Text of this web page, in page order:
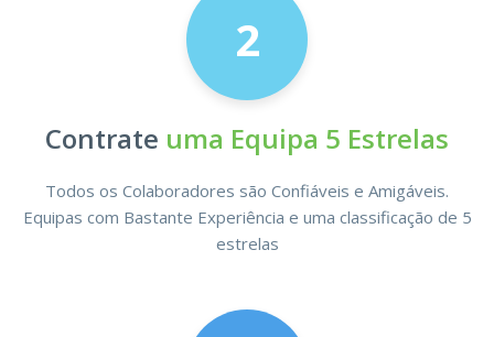
2
Contrate uma Equipa 5 Estrelas
Todos os Colaboradores são Confiáveis e Amigáveis.
Equipas com Bastante Experiência e uma classificação de 5
estrelas